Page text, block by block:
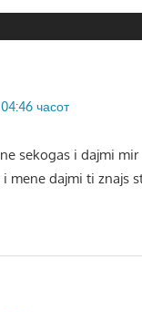
часот
sekogas i dajmi
mene dajmi ti znajs